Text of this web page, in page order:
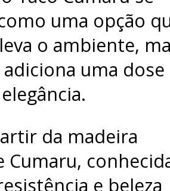
uma opção
o ambiente,
uma dose
da madeira
Cumaru,
e beleza